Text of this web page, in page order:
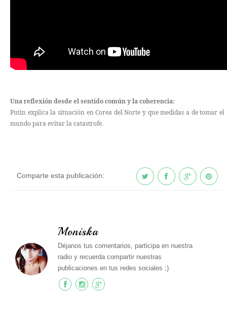
Una reflexión desde el sentido común y la coherencia:
Putin explica la situación en Corea del Norte y que medidas a de tomar el
mundo para evitar la catastrofe.
Comparte esta publicación:
Moniska
Déjanos tus comentarios, participa en nuestra
radio y recuerda compartir nuestras
publicaciones en tus redes sociales ;)